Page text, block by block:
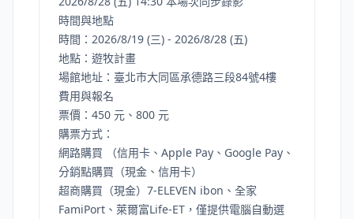
時間與地點
時間：2026/8/19 (三) - 2026/8/28 (五)
地點：遊牧計畫
場館地址：臺北市大同區承德路三段84號4樓
費用與報名
票價：450 元、800 元
購票方式：
網路購買 （信用卡、Apple Pay、Google Pay、
分銷點購買（現金、信用卡）
超商購買（現金）7-ELEVEN ibon、全家
FamiPort、萊爾富Life-ET，僅提供電腦自動選